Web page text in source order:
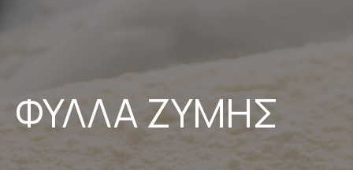
ΦΥΛΛΑ ΖΥΜΗΣ